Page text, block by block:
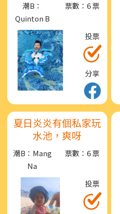
潮B：
Quinton B
票數：6 票
投票
分享
夏日炎炎有個私家玩
水池，爽呀
潮B：Mang
Na
票數：6 票
投票